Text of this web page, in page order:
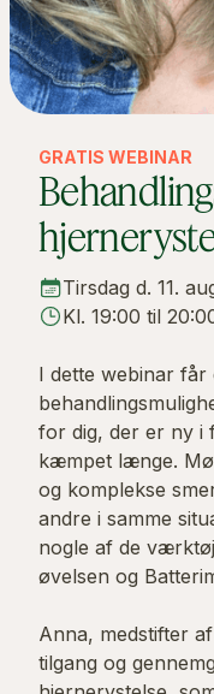
GRATIS WEBINAR
Tirsdag d. 11.
Kl. 19:00 til
I dette webinar
for dig, der er ny i
kæmpet længe.
og komplekse
andre i samme
nogle af de
øvelsen og
Anna, medstifter
tilgang og